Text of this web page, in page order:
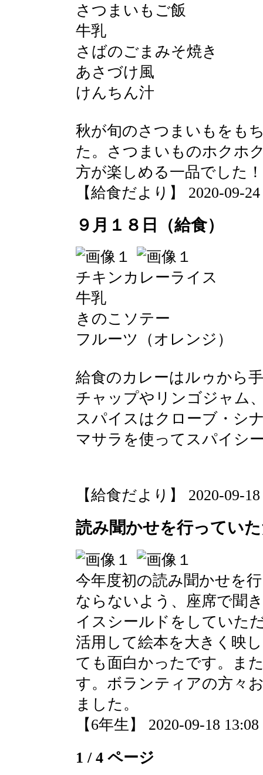
さつまいもご飯
牛乳
さばのごまみそ焼き
あさづけ風
けんちん汁
秋が旬のさつまいもをも
た。さつまいものホクホ
方が楽しめる一品でした！
【給食だより】 2020-09-
９月１８日（給食）
チキンカレーライス
牛乳
きのこソテー
フルーツ（オレンジ）
給食のカレーはルゥから
チャップやリンゴジャム
スパイスはクローブ・シ
マサラを使ってスパイシ
【給食だより】 2020-09-
読み聞かせを行ってい
今年度初の読み聞かせを
ならないよう、座席で聞
イスシールドをしていた
活用して絵本を大きく映
ても面白かったです。ま
す。ボランティアの方々
ました。
【6年生】 2020-09-18
1 / 4 ページ